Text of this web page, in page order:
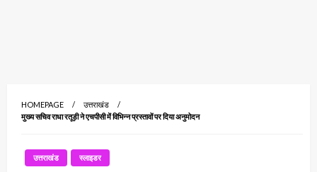
HOMEPAGE
उत्तराखंड
मुख्य सचिव राधा रतूड़ी ने एचपीसी में विभिन्न प्रस्तावों पर दिया अनुमोदन
उत्तराखंड स्लाइडर